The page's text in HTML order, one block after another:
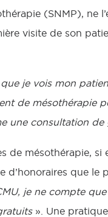
(SNMP), ne
visite de son
je vois mon
de mésothérapie
une consultation de
de mésothérapie,
d’honoraires que
je ne compte
». Une